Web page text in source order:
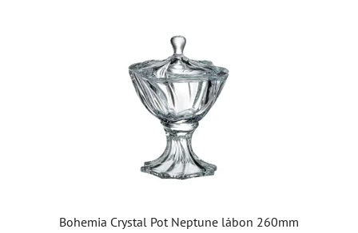
Bohemia Crystal Pot Neptune lábon 260mm